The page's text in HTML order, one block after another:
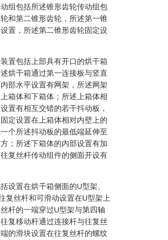
组包括所述锥形齿轮传动组包
和第二锥形齿轮，所述第一锥
置，所述第二锥形齿轮固定设
置包括上部具有开口的烘干箱
烘干箱通过第一连接板与竖直
部水平设置有网架，所述网架
箱体和下箱体；所述上箱体相
置有相互交错的若干抖动板，
定设置在上箱体相对内壁上的
个所述抖动板的最低端延伸至
；所述下箱体的内部设置有加
复丝杆传动组件的侧面开设有
设置在烘干箱侧面的U型架、
复丝杆和可滑动设置在U型架上
杆的一端穿过U型架与第四轴
复移动杆通过连接杆与往复丝
的滑块设置在往复丝杆的螺纹